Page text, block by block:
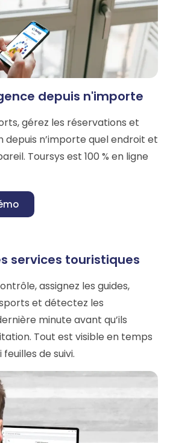
depuis n'importe
gérez les réservations et
depuis n’importe quel endroit et
Toursys est 100 % en ligne
services touristiques
assignez les guides,
et détectez les
minute avant qu’ils
Tout est visible en temps
de suivi.